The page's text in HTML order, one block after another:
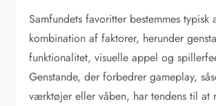
Samfundets favoritter bestemmes typisk
kombination af faktorer, herunder
funktionalitet, visuelle appel og
Genstande, der forbedrer gameplay,
værktøjer eller våben, har tendens til at